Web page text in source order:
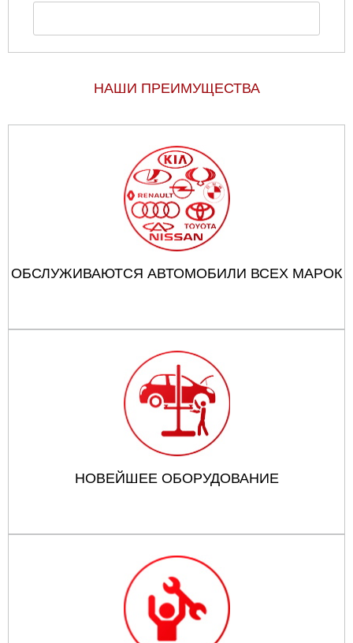
НАШИ ПРЕИМУЩЕСТВА
ОБСЛУЖИВАЮТСЯ АВТОМОБИЛИ ВСЕХ МАРОК
НОВЕЙШЕЕ ОБОРУДОВАНИЕ